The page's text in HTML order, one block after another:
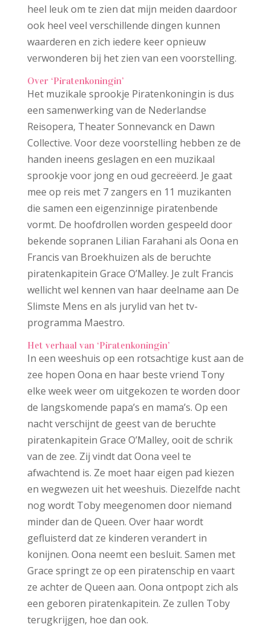
heel leuk om te zien dat mijn meiden daardoor
ook heel veel verschillende dingen kunnen
waarderen en zich iedere keer opnieuw
verwonderen bij het zien van een voorstelling.
Over ‘Piratenkoningin’
Het muzikale sprookje Piratenkoningin is dus
een samenwerking van de Nederlandse
Reisopera, Theater Sonnevanck en Dawn
Collective. Voor deze voorstelling hebben ze de
handen ineens geslagen en een muzikaal
sprookje voor jong en oud gecreëerd. Je gaat
mee op reis met 7 zangers en 11 muzikanten
die samen een eigenzinnige piratenbende
vormt. De hoofdrollen worden gespeeld door
bekende sopranen Lilian Farahani als Oona en
Francis van Broekhuizen als de beruchte
piratenkapitein Grace O’Malley. Je zult Francis
wellicht wel kennen van haar deelname aan De
Slimste Mens en als jurylid van het tv-
programma Maestro.
Het verhaal van ‘Piratenkoningin’
In een weeshuis op een rotsachtige kust aan de
zee hopen Oona en haar beste vriend Tony
elke week weer om uitgekozen te worden door
de langskomende papa’s en mama’s. Op een
nacht verschijnt de geest van de beruchte
piratenkapitein Grace O’Malley, ooit de schrik
van de zee. Zij vindt dat Oona veel te
afwachtend is. Ze moet haar eigen pad kiezen
en wegwezen uit het weeshuis. Diezelfde nacht
nog wordt Toby meegenomen door niemand
minder dan de Queen. Over haar wordt
gefluisterd dat ze kinderen verandert in
konijnen. Oona neemt een besluit. Samen met
Grace springt ze op een piratenschip en vaart
ze achter de Queen aan. Oona ontpopt zich als
een geboren piratenkapitein. Ze zullen Toby
terugkrijgen, hoe dan ook.